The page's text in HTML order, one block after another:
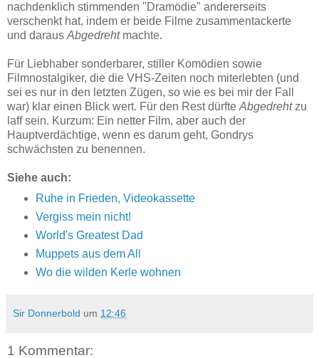
nachdenklich stimmenden "Dramödie" andererseits
verschenkt hat, indem er beide Filme zusammentackerte
und daraus Abgedrehtmachte.
Für Liebhaber sonderbarer, stiller Komödien sowie
Filmnostalgiker, die die VHS-Zeiten noch miterlebten (und
sei es nur in den letzten Zügen, so wie es bei mir der Fall
war) klar einen Blick wert. Für den Rest dürfte Abgedreht zu
laff sein. Kurzum: Ein netter Film, aber auch der
Hauptverdächtige, wenn es darum geht, Gondrys
schwächsten zu benennen.
Siehe auch:
Ruhe in Frieden, Videokassette
Vergiss mein nicht!
World's Greatest Dad
Muppets aus dem All
Wo die wilden Kerle wohnen
Sir Donnerbold um 12:46
1 Kommentar: